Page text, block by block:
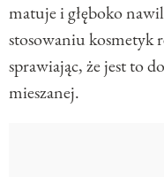
matuje i głęboko
stosowaniu kosmetyk
sprawiając, że jest to
mieszanej.